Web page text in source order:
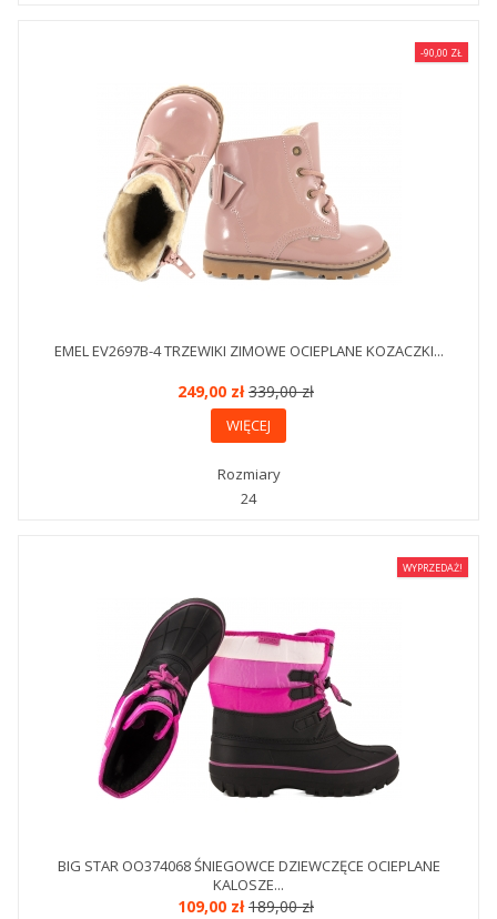
-90,00 ZŁ
EMEL EV2697B-4 TRZEWIKI ZIMOWE OCIEPLANE KOZACZKI...
249,00 zł339,00 zł
WIĘCEJ
Rozmiary
24
WYPRZEDAŻ!
BIG STAR OO374068 ŚNIEGOWCE DZIEWCZĘCE OCIEPLANE
KALOSZE...
109,00 zł189,00 zł